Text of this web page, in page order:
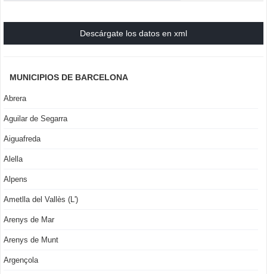
Descárgate los datos en xml
MUNICIPIOS DE BARCELONA
Abrera
Aguilar de Segarra
Aiguafreda
Alella
Alpens
Ametlla del Vallès (L')
Arenys de Mar
Arenys de Munt
Argençola